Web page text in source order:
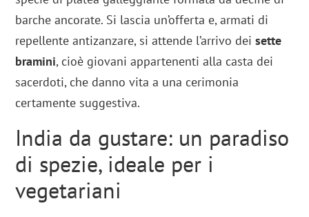
barche ancorate. Si lascia un’offerta e, armati di
repellente antizanzare, si attende l’arrivo deisette
bramini, cioè giovani appartenenti alla casta dei
sacerdoti, che danno vita a una cerimonia
certamente suggestiva.
India da gustare: un paradiso
di spezie, ideale per i
vegetariani